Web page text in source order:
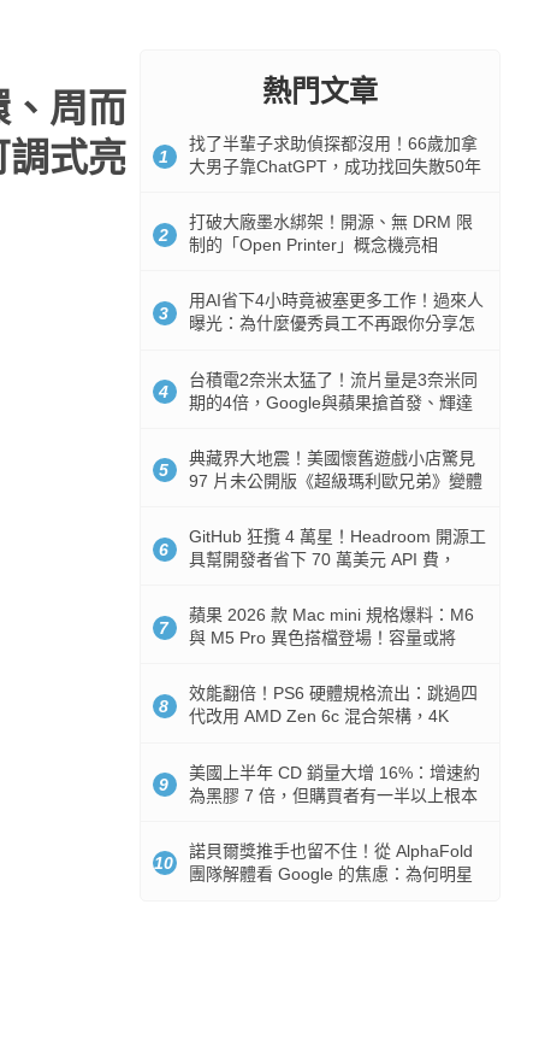
周而
式亮
熱門文章
1
找了半輩子求助偵探都沒用！66歲加拿
大男子靠ChatGPT，成功找回失散50年
2
打破大廠墨水綁架！開源、無 DRM 限
制的「Open Printer」概念機亮相
3
用AI省下4小時竟被塞更多工作！過來人
曝光：為什麼優秀員工不再跟你分享怎
4
台積電2奈米太猛了！流片量是3奈米同
期的4倍，Google與蘋果搶首發、輝達
5
典藏界大地震！美國懷舊遊戲小店驚見
97 片未公開版《超級瑪利歐兄弟》變體
6
GitHub 狂攬 4 萬星！Headroom 開源工
具幫開發者省下 70 萬美元 API 費，
7
蘋果 2026 款 Mac mini 規格爆料：M6
與 M5 Pro 異色搭檔登場！容量或將
8
效能翻倍！PS6 硬體規格流出：跳過四
代改用 AMD Zen 6c 混合架構，4K
9
美國上半年 CD 銷量大增 16%：增速約
為黑膠 7 倍，但購買者有一半以上根本
10
諾貝爾獎推手也留不住！從 AlphaFold
團隊解體看 Google 的焦慮：為何明星